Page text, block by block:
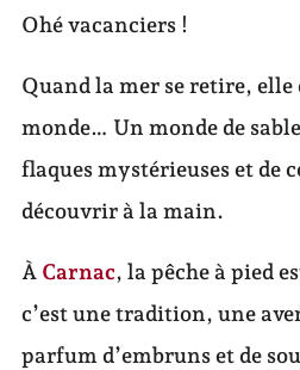
Ohé vacanciers !
Quand la mer se retire,
monde… Un monde de
flaques mystérieuses et de
découvrir à la main.
À Carnac, la pêche à pied
c’est une tradition, une
parfum d’embruns et de